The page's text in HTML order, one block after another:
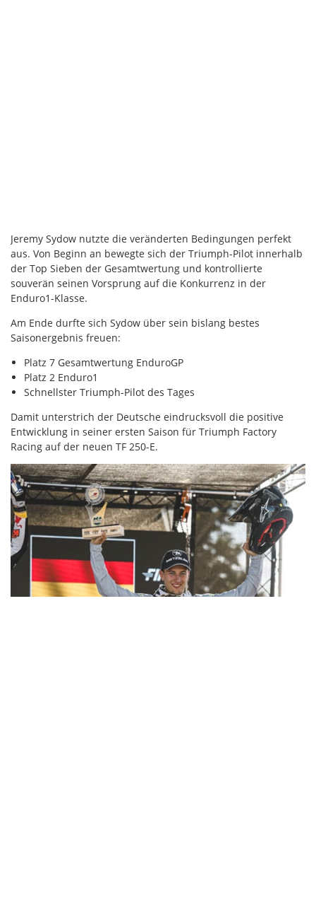
Jeremy Sydow nutzte die veränderten Bedingungen perfekt
aus. Von Beginn an bewegte sich der Triumph-Pilot innerhalb
der Top Sieben der Gesamtwertung und kontrollierte
souverän seinen Vorsprung auf die Konkurrenz in der
Enduro1-Klasse.
Am Ende durfte sich Sydow über sein bislang bestes
Saisonergebnis freuen:
Platz 7 Gesamtwertung EnduroGP
Platz 2 Enduro1
Schnellster Triumph-Pilot des Tages
Damit unterstrich der Deutsche eindrucksvoll die positive
Entwicklung in seiner ersten Saison für Triumph Factory
Racing auf der neuen TF 250-E.